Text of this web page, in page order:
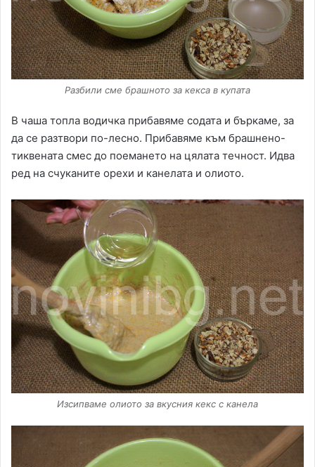
Разбили сме брашното за кекса в купата
В чаша топла водичка прибавяме содата и бъркаме, за
да се разтвори по-лесно. Прибавяме към брашнено-
тиквената смес до поемането на цялата течност. Идва
ред на счуканите орехи и канелата и олиото.
Изсипваме олиото за вкусния кекс с канела